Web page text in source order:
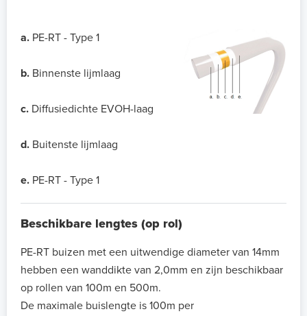
a. PE-RT - Type 1
b. Binnenste lijmlaag
c. Diffusiedichte EVOH-laag
d. Buitenste lijmlaag
e. PE-RT - Type 1
Beschikbare lengtes (op rol)
PE-RT buizen met een uitwendige diameter van 14mm
hebben een wanddikte van 2,0mm en zijn beschikbaar
op rollen van 100m en 500m.
De maximale buislengte is 100m per